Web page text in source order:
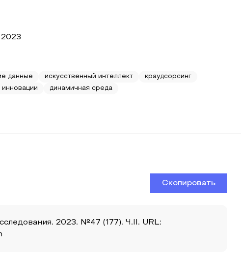
2023
данные искусственный интеллект
краудсорсинг
инновации динамичная среда
Скопировать
2023. №47 (177). Ч.II. URL: